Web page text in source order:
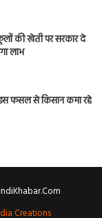
की खेती पर सरकार दे
लाभ
फसल से किसान कमा रहे
Creations